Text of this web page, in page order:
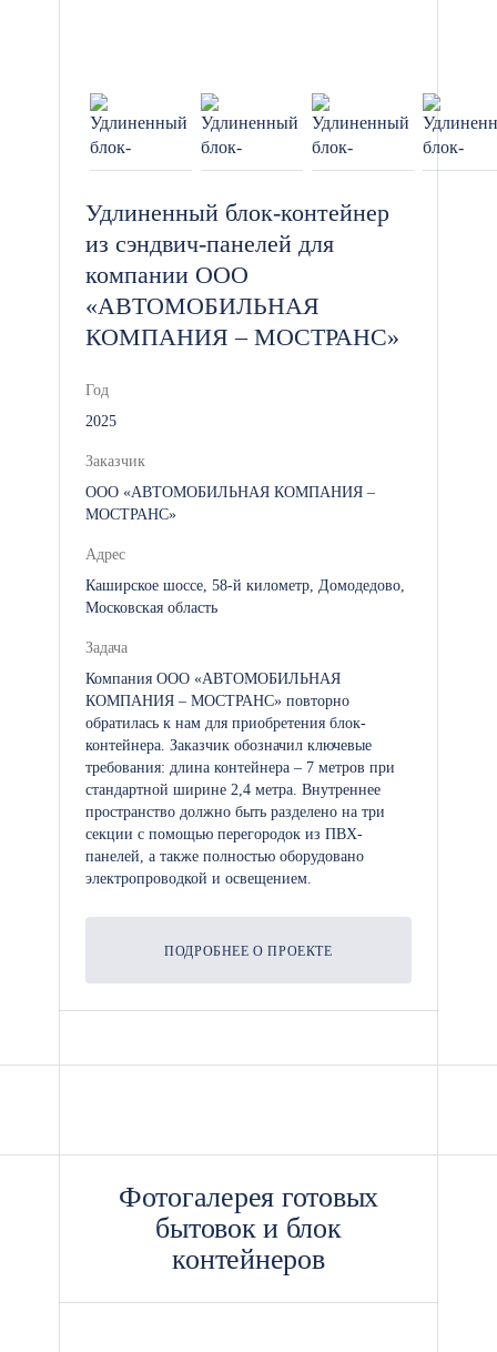
Удлиненный блок-контейнер
из сэндвич-панелей для
компании ООО
«АВТОМОБИЛЬНАЯ
КОМПАНИЯ – МОСТРАНС»
Год
2025
Заказчик
ООО «АВТОМОБИЛЬНАЯ КОМПАНИЯ –
МОСТРАНС»
Адрес
Каширское шоссе, 58-й километр, Домодедово,
Московская область
Задача
Компания ООО «АВТОМОБИЛЬНАЯ
КОМПАНИЯ – МОСТРАНС» повторно
обратилась к нам для приобретения блок-
контейнера. Заказчик обозначил ключевые
требования: длина контейнера – 7 метров при
стандартной ширине 2,4 метра. Внутреннее
пространство должно быть разделено на три
секции с помощью перегородок из ПВХ-
панелей, а также полностью оборудовано
электропроводкой и освещением.
ПОДРОБНЕЕ О ПРОЕКТЕ
Фотогалерея готовых
бытовок и блок
контейнеров